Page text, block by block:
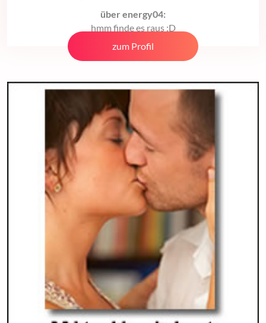
über energy04:
hmm finde es raus ;D
zum Profil